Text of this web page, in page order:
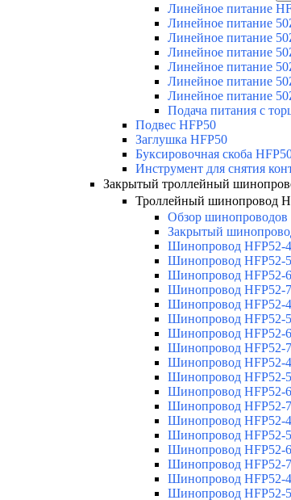
Линейное питание
Линейное питание
Линейное питание
Линейное питание
Линейное питание
Линейное питание
Линейное питание
Подача питания с
Подвес HFP50
Заглушка HFP50
Буксировочная скоба
Инструмент для снятия
Закрытый троллейный
Троллейный шинопровод
Обзор шинопроводов
Закрытый
Шинопровод HFP52-
Шинопровод HFP52-
Шинопровод HFP52-
Шинопровод HFP52-
Шинопровод HFP52-
Шинопровод HFP52-
Шинопровод HFP52-
Шинопровод HFP52-
Шинопровод HFP52-
Шинопровод HFP52-
Шинопровод HFP52-
Шинопровод HFP52-
Шинопровод HFP52-
Шинопровод HFP52-
Шинопровод HFP52-
Шинопровод HFP52-
Шинопровод HFP52-
Шинопровод HFP52-